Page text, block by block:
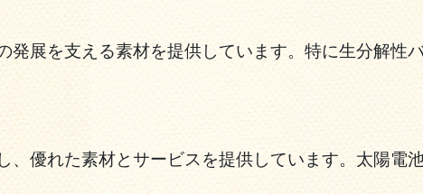
発展を支える素材を提供しています。特に生分解性
優れた素材とサービスを提供しています。太陽電